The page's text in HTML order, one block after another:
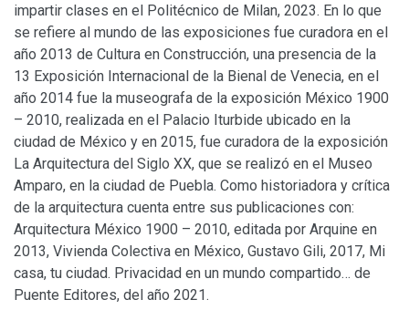
impartir clases en el Politécnico de Milan, 2023. En lo que
se refiere al mundo de las exposiciones fue curadora en el
año 2013 de Cultura en Construcción, una presencia de la
13 Exposición Internacional de la Bienal de Venecia, en el
año 2014 fue la museografa de la exposición México 1900
– 2010, realizada en el Palacio Iturbide ubicado en la
ciudad de México y en 2015, fue curadora de la exposición
La Arquitectura del Siglo XX, que se realizó en el Museo
Amparo, en la ciudad de Puebla. Como historiadora y crítica
de la arquitectura cuenta entre sus publicaciones con:
Arquitectura México 1900 – 2010, editada por Arquine en
2013, Vivienda Colectiva en México, Gustavo Gili, 2017, Mi
casa, tu ciudad. Privacidad en un mundo compartido… de
Puente Editores, del año 2021.